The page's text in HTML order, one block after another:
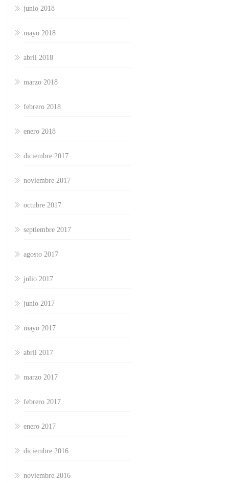
junio 2018
mayo 2018
abril 2018
marzo 2018
febrero 2018
enero 2018
diciembre 2017
noviembre 2017
octubre 2017
septiembre 2017
agosto 2017
julio 2017
junio 2017
mayo 2017
abril 2017
marzo 2017
febrero 2017
enero 2017
diciembre 2016
noviembre 2016